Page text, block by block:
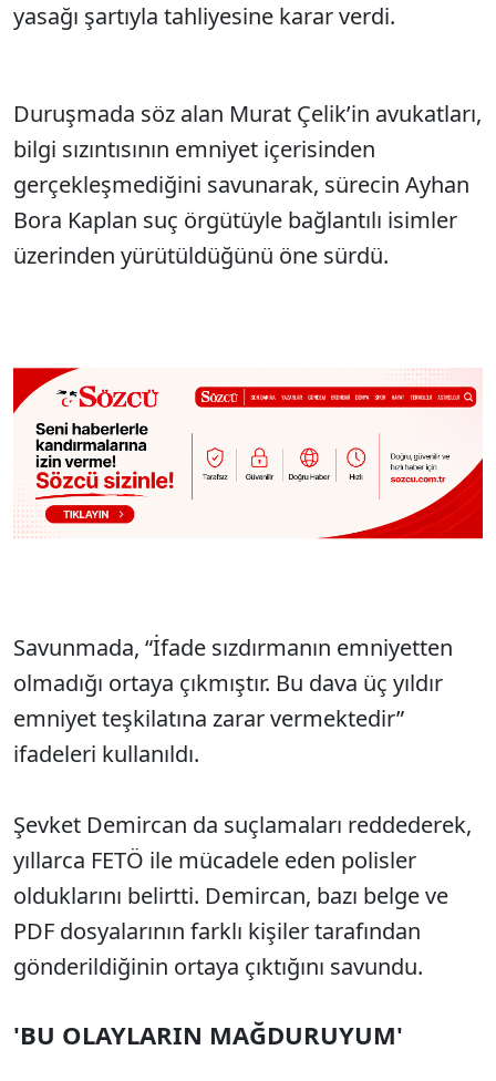
yasağı şartıyla tahliyesine karar verdi.
Duruşmada söz alan Murat Çelik’in avukatları,
bilgi sızıntısının emniyet içerisinden
gerçekleşmediğini savunarak, sürecin Ayhan
Bora Kaplan suç örgütüyle bağlantılı isimler
üzerinden yürütüldüğünü öne sürdü.
Savunmada, “İfade sızdırmanın emniyetten
olmadığı ortaya çıkmıştır. Bu dava üç yıldır
emniyet teşkilatına zarar vermektedir”
ifadeleri kullanıldı.
Şevket Demircan da suçlamaları reddederek,
yıllarca FETÖ ile mücadele eden polisler
olduklarını belirtti. Demircan, bazı belge ve
PDF dosyalarının farklı kişiler tarafından
gönderildiğinin ortaya çıktığını savundu.
'BU OLAYLARIN MAĞDURUYUM'